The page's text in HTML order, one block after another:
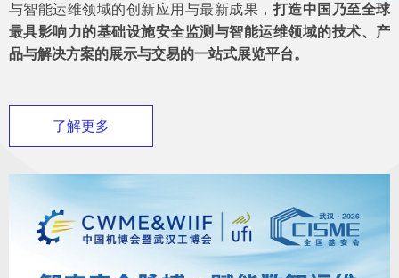
与智能运维领域的创新应用与最新成果， 打造中国乃至全球
最具影响力的基础设施安全监测与智能运维领域的技术、产
品与解决方案的展示与交易的一站式展览平台。
了解更多